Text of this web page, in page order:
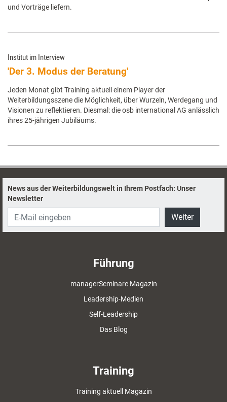
und Vorträge liefern.
Institut im Interview
'Der 3. Modus der Beratung'
Jeden Monat gibt Training aktuell einem Player der
Weiterbildungsszene die Möglichkeit, über Wurzeln, Werdegang und
Visionen zu reflektieren. Diesmal: die osb international AG anlässlich
ihres 25-jährigen Jubiläums.
News aus der Weiterbildungswelt in Ihrem Postfach: Unser
Newsletter
Weiter
Führung
managerSeminare Magazin
Leadership-Medien
Self-Leadership
Das Blog
Training
Training aktuell Magazin